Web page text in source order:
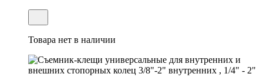
Товара нет в наличии